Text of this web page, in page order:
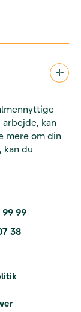
kan
mere om din
kan du
99 99
38